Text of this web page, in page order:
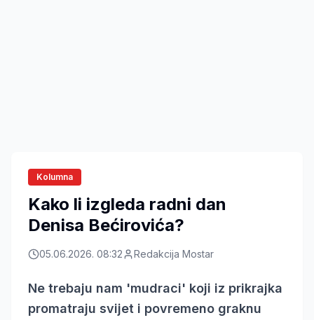
Kolumna
Kako li izgleda radni dan
Denisa Bećirovića?
05.06.2026. 08:32 Redakcija Mostar
Ne trebaju nam 'mudraci' koji iz prikrajka
promatraju svijet i povremeno graknu